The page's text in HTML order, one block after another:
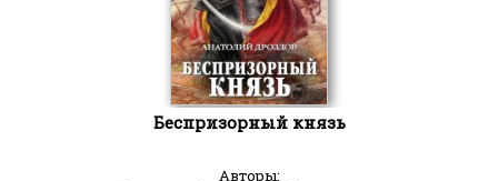
Беспризорный князь
Авторы: